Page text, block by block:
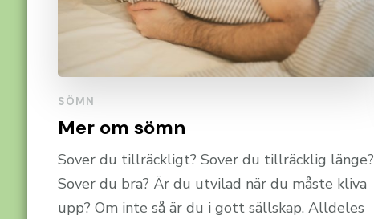
SÖMN
Mer om sömn
Sover du tillräckligt? Sover du tillräcklig länge?
Sover du bra? Är du utvilad när du måste kliva
upp? Om inte så är du i gott sällskap. Alldeles